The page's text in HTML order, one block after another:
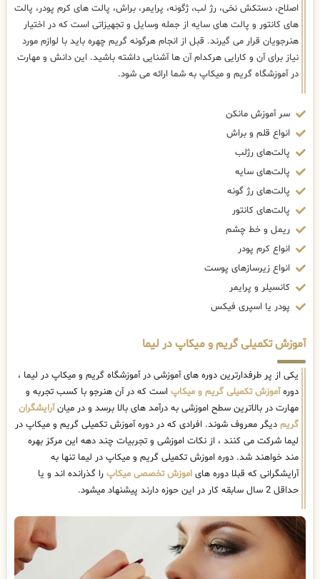
اصلاح، دستکش نخی، رژ لب، ژگونه، پرایمر، براش، پالت های کرم پودر، پالت
های کانتور و پالت های سایه از جمله وسایل و تجهیزاتی است که در اختیار
هنرجویان قرار می گیرند. قبل از انجام هرگونه گریم چهره باید با لوازم مورد
نیاز برای آن و کارایی هرکدام آن ها آشنایی داشته باشید. این دانش و مهارت
در آموزشگاه گریم و میکاپ به شما ارائه می شود.
سر آموزش مانکن
انواع قلم و براش
پالت‌های رژلب
پالت‌های سایه
پالت‌های رژ گونه
پالت‌های کانتور
ریمل و خط چشم
انواع کرم پودر
انواع زیرسازهای پوست
کانسیلر و پرایمر
پودر یا اسپری فیکس
آموزش تکمیلی گریم و میکاپ در لیما
یکی از پر طرفدارترین دوره های آموزشی در آموزشگاه گریم و میکاپ در لیما ،
دورهآموزش تکمیلی گریم و میکاپ است که در آن هنرجو با کسب تجربه و
مهارت در بالاترین سطح اموزشی به درآمد های بالا برسد و در میانآرایشگران
گریم دیگر معروف شوند. افرادی که در دوره آموزش تکمیلی گریم و میکاپ در
لیما شرکت می کنند ، از نکات اموزشی و تجربیات چند دهه این مرکز بهره
مند خواهند شد. دوره اموزش تکمیلی گریم و میکاپ در لیما تنها به
آرایشگرانی که قبلا دوره های اموزش تخصصی میکاپ را گذرانده اند و یا
حداقل 2 سال سابقه کار در این حوزه دارند پیشنهاد میشود.